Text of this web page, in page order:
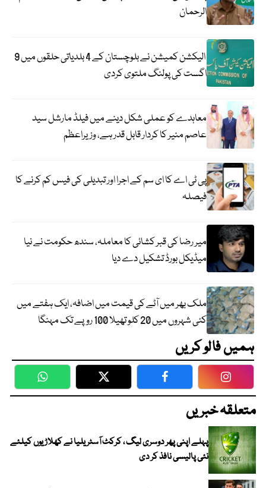
الرحمان
الیکشن کمیشن نے بلوچستان کے 4 بلدیاتی حلقوں میں 9
اگست کی پولنگ ملتوی کردی
معاہدے کو عملی شکل دینے میں فیلڈ مارشل سید
عاصم منیر کا کردار قابل قدر ہے، وزیراعظم
پی ٹی اے کا ای سم کے اجرا اور تبدیلی کی فیس کم کرنے کا
فیصلہ
میر رضا کی قبر کشائی کا معاملہ، سندھ حکومت نے نیا
میڈیکل بورڈ تشکیل دے دیا
ملک بھر میں آٹے کی قیمت میں اضافہ، ایک ہفتے میں
کئی شہروں میں 20 کلو تھیلا 100 روپے تک مہنگا
ہمیں فالو کریں
WhatsApp Twitter Facebook
متعلقہ خبریں
پہلے اپنی پھر دوسری لیگ ، کرکٹ آسٹریلیا نے کھلاڑیوں کیلئے
نئی پالیسی نافذ کر دی